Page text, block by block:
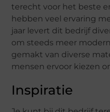
terecht voor het beste
hebben veel ervaring
jaar levert dit bedrijf
om steeds meer
gemakt van diverse
mensen ervoor kiezen
Inspiratie